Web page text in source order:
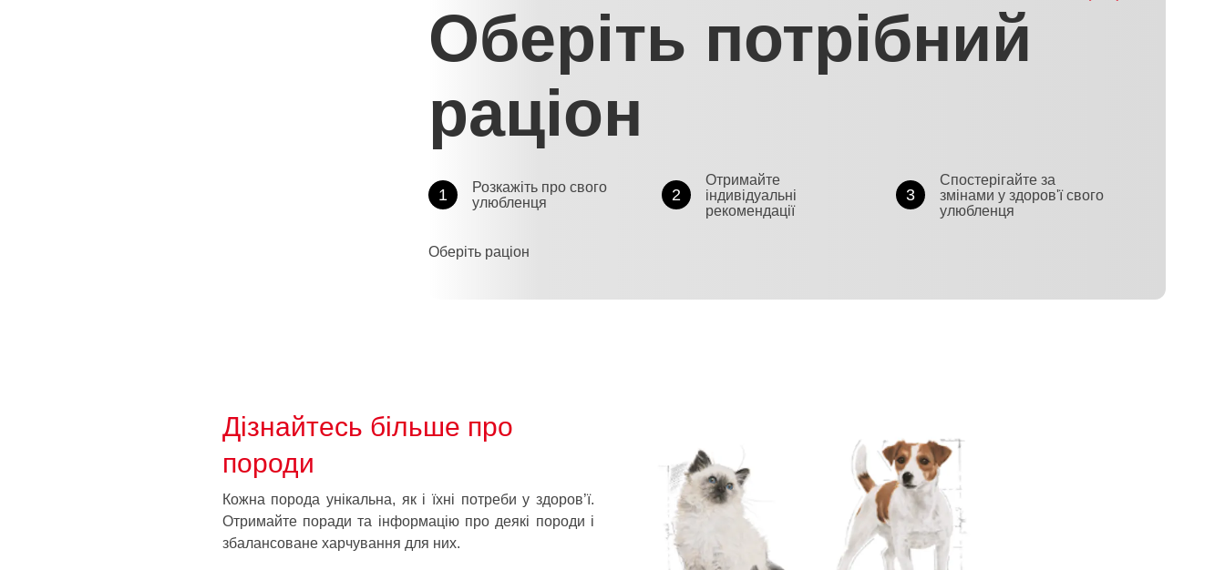
Оберіть потрібний
раціон
1
Розкажіть про свого
улюбленця
2
Отримайте
індивідуальні
рекомендації
3
Спостерігайте за
змінами у здоров'ї свого
улюбленця
Оберіть раціон
Дізнайтесь більше про
породи
Кожна порода унікальна, як і їхні потреби у здоров’ї.
Отримайте поради та інформацію про деякі породи і
збалансоване харчування для них.